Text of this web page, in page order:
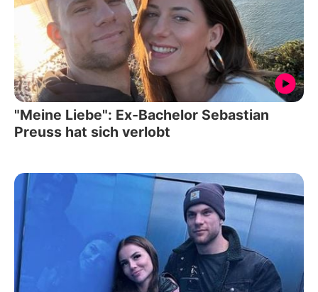
"Meine Liebe": Ex-Bachelor Sebastian
Preuss hat sich verlobt